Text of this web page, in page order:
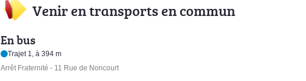
Venir en transports en commun
En bus
Trajet 1, à 394 m
Arrêt Fraternité - 11 Rue de Noncourt